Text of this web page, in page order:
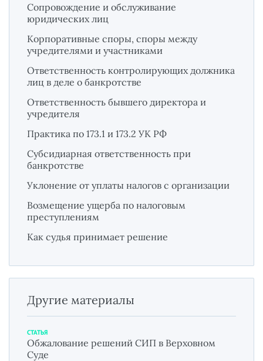
Сопровождение и обслуживание
юридических лиц
Корпоративные споры, споры между
учредителями и участниками
Ответственность контролирующих должника
лиц в деле о банкротстве
Ответственность бывшего директора и
учредителя
Практика по 173.1 и 173.2 УК РФ
Субсидиарная ответственность при
банкротстве
Уклонение от уплаты налогов с организации
Возмещение ущерба по налоговым
преступлениям
Как судья принимает решение
Другие материалы
СТАТЬЯ
Обжалование решений СИП в Верховном
Суде